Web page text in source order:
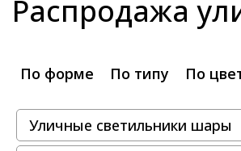
Распродажа
По форме По типу По
Уличные светильники шары